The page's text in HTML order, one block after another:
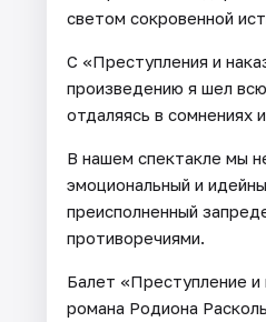
светом сокровенной
С «Преступления и
произведению я шел
отдаляясь в сомнениях
В нашем спектакле мы
эмоциональный и
преисполненный
противоречиями.
Балет «Преступление и
романа Родиона